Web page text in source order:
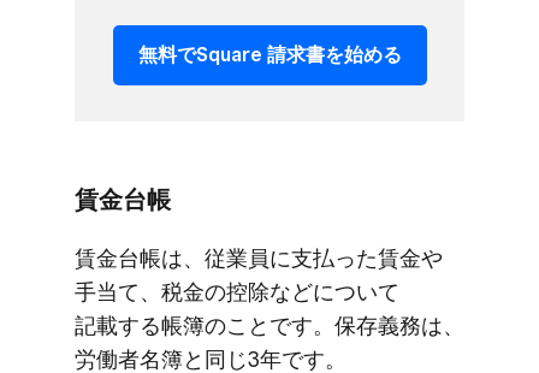
無料で​Square 請求書を​始める
賃金台帳
賃金台帳は、​従業員に​支払った​賃金や​
手当て、​税金の​控除などに​ついて​
記載する​帳簿の​ことです。​保存義務は、​
労働者名簿と​同じ​3年です。​